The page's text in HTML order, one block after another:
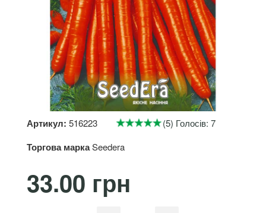
Артикул: 516223 (5) Голосів: 7
Торгова маркаSeedera
33.00 грн